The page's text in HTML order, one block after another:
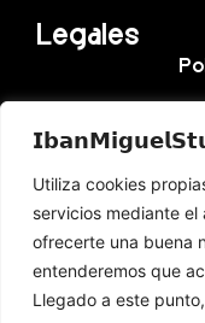
Utiliza cookies
servicios mediante
ofrecerte una buena
entenderemos que
Llegado a este
Legales
Es una